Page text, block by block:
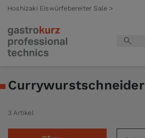
Hoshizaki Eiswürfebereiter Sale >
Currywurstschneider
3 Artikel